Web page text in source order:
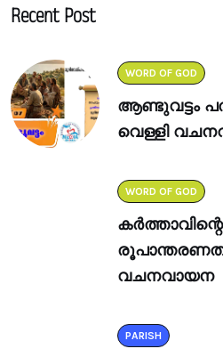
Recent Post
WORD OF GOD
ആണ്ടുവട്ടം
വെള്ളി
WORD OF GOD
കർത്താവിന്റെ
വചനവായന
PARISH